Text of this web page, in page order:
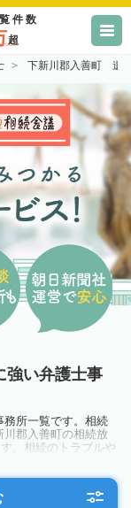
件数
超
下新川郡入善町 遺
強い弁護士事
所一覧です。相続
郡入善町の相続放
。相続のトラブルや
てみましょう。